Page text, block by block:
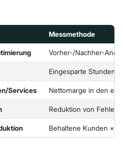
Messmethode
Vorher-/Nachher-
Eingesparte Stunden/
Services Nettomarge in den
Reduktion von
Behaltene Kunden ×